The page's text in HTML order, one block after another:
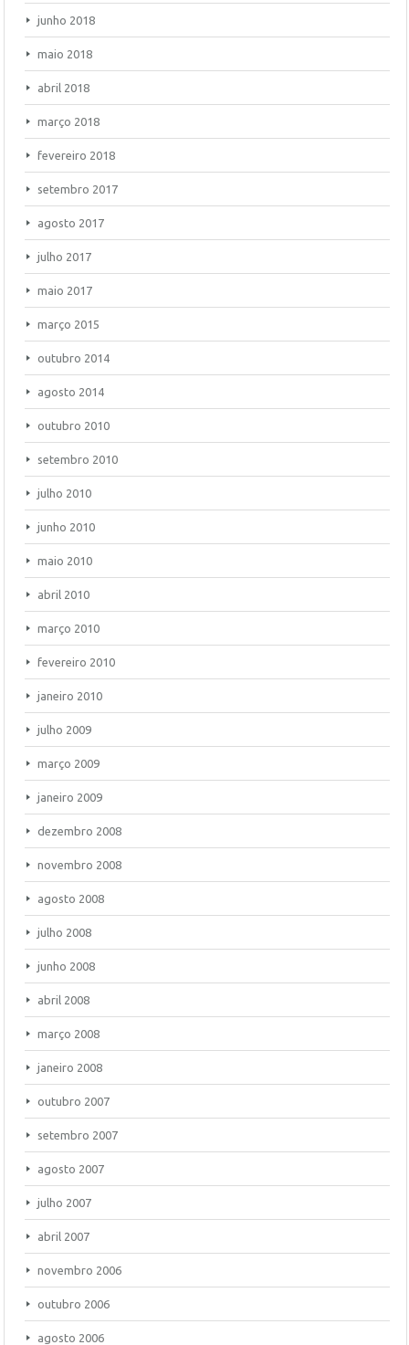
junho 2018
maio 2018
abril 2018
março 2018
fevereiro 2018
setembro 2017
agosto 2017
julho 2017
maio 2017
março 2015
outubro 2014
agosto 2014
outubro 2010
setembro 2010
julho 2010
junho 2010
maio 2010
abril 2010
março 2010
fevereiro 2010
janeiro 2010
julho 2009
março 2009
janeiro 2009
dezembro 2008
novembro 2008
agosto 2008
julho 2008
junho 2008
abril 2008
março 2008
janeiro 2008
outubro 2007
setembro 2007
agosto 2007
julho 2007
abril 2007
novembro 2006
outubro 2006
agosto 2006